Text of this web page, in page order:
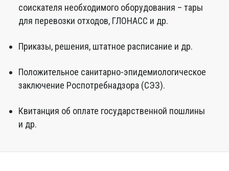
соискателя необходимого оборудования – тары
для перевозки отходов, ГЛОНАСС и др.
Приказы, решения, штатное расписание и др.
Положительное санитарно-эпидемиологическое
заключение Роспотребнадзора (СЭЗ).
Квитанция об оплате государственной пошлины
и др.